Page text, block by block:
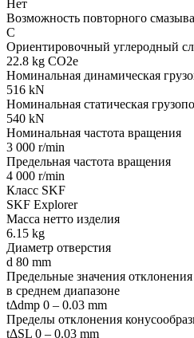
Нет
Возможность повторного
С
Ориентировочный углеродный
22.8 kg CO2e
Номинальная динамическая
516 kN
Номинальная статическая
540 kN
Номинальная частота вращения
3 000 r/min
Предельная частота вращения
4 000 r/min
Класс SKF
SKF Explorer
Масса нетто изделия
6.15 kg
Диаметр отверстия
d 80 mm
Предельные значения
в среднем диапазоне
tΔdmp 0 – 0.03 mm
Пределы отклонения
tΔSL 0 – 0.03 mm